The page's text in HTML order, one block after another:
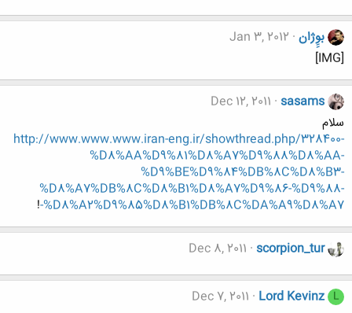
بوِِژان Jan 3, 2012
[IMG]
sasams
Dec 12, 2011
سلام
http://www.www.www.iran-eng.ir/showthread.php/328400-
%D8%AA%D9%81%D8%A7%D9%88%D8%AA-
%D9%BE%D9%84%DB%8C%D8%B3-
%D8%A7%DB%8C%D8%B1%D8%A7%D9%86-%D9%88-
%D8%A2%D9%85%D8%B1%DB%8C%DA%A9%D8%A7-
!
scorpion_tur
Dec 8, 2011
L
Lord Kevinz
Dec 7, 2011